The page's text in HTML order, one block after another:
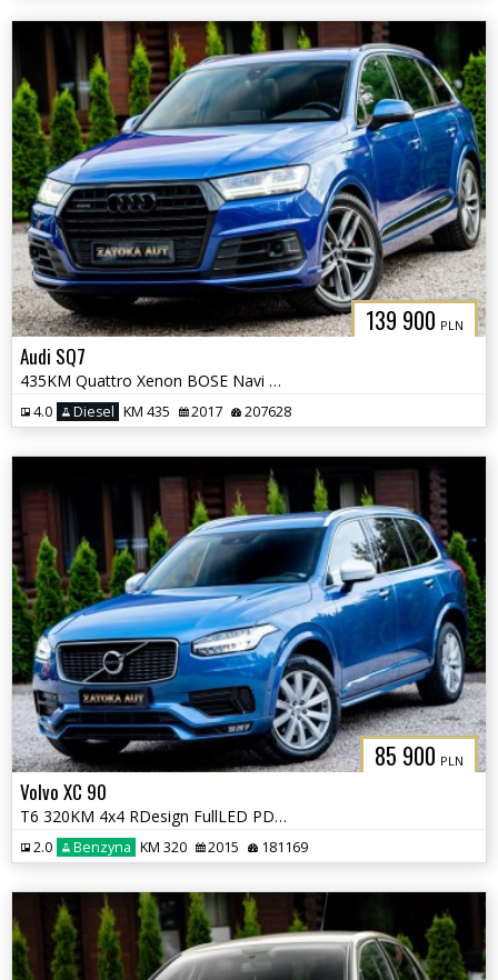
139 900 PLN
Audi SQ7
435KM Quattro Xenon BOSE Navi Grz. Fot PreSense Kamera Alcantara
4.0 Diesel KM 435 2017 207628
85 900 PLN
Volvo XC 90
T6 320KM 4x4 RDesign FullLED PDC El. Grz.fot Alcantara Navi
2.0 Benzyna KM 320 2015 181169